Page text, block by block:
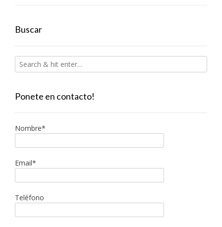
Buscar
Ponete en contacto!
Nombre*
Email*
Teléfono